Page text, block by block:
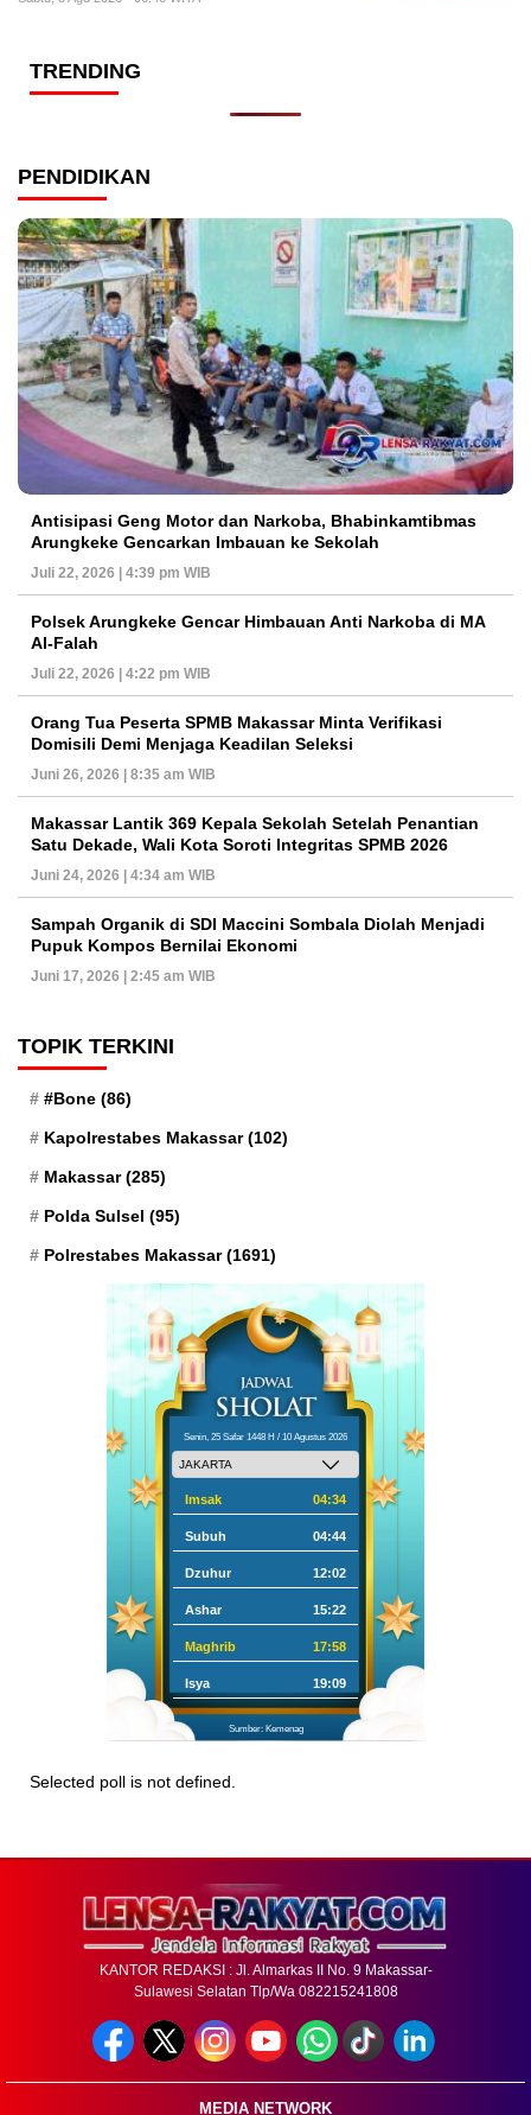
TRENDING
PENDIDIKAN
Antisipasi Geng Motor dan Narkoba, Bhabinkamtibmas
Arungkeke Gencarkan Imbauan ke Sekolah
Juli 22, 2026 | 4:39 pm WIB
Polsek Arungkeke Gencar Himbauan Anti Narkoba di MA
Al-Falah
Juli 22, 2026 | 4:22 pm WIB
Orang Tua Peserta SPMB Makassar Minta Verifikasi
Domisili Demi Menjaga Keadilan Seleksi
Juni 26, 2026 | 8:35 am WIB
Makassar Lantik 369 Kepala Sekolah Setelah Penantian
Satu Dekade, Wali Kota Soroti Integritas SPMB 2026
Juni 24, 2026 | 4:34 am WIB
Sampah Organik di SDI Maccini Sombala Diolah Menjadi
Pupuk Kompos Bernilai Ekonomi
Juni 17, 2026 | 2:45 am WIB
TOPIK TERKINI
#Bone (86)
Kapolrestabes Makassar(102)
Makassar(285)
Polda Sulsel (95)
Polrestabes Makassar(1691)
Senin, 25 Safar 1448 H / 10 Agustus 2026
Imsak 04:34
Subuh 04:44
Dzuhur 12:02
Ashar 15:22
Maghrib 17:58
Isya 19:09
Sumber: Kemenag
Selected poll is not defined.
KANTOR REDAKSI : Jl. Almarkas II No. 9 Makassar-
Sulawesi Selatan Tlp/Wa 082215241808
MEDIA NETWORK